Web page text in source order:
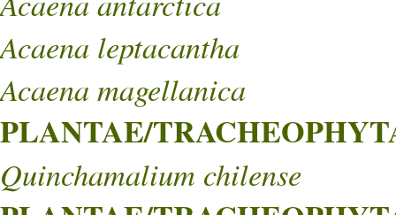
Acaena leptacantha
Acaena magellanica
PLANTAE/
Quinchamalium chilense